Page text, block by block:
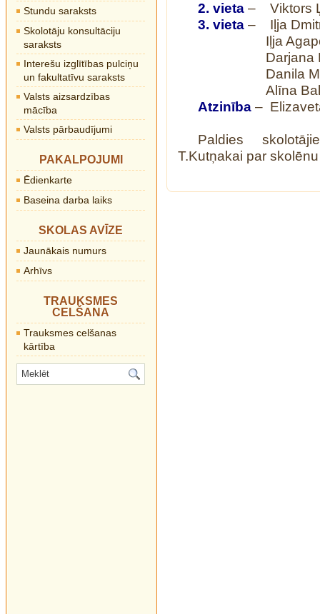
Stundu saraksts
Skolotāju konsultāciju
saraksts
Interešu izglītības pulciņu
un fakultatīvu saraksts
Valsts aizsardzības
mācība
Valsts pārbaudījumi
PAKALPOJUMI
Ēdienkarte
Baseina darba laiks
SKOLAS AVĪZE
Jaunākais numurs
Arhīvs
TRAUKSMES
CELŠANA
Trauksmes celšanas
kārtība
2. vieta – Viktors
3. vieta – Iļja
Iļja
Darjana
Danila
Alīna
Atzinība –
Paldies
T.Kutņakai par